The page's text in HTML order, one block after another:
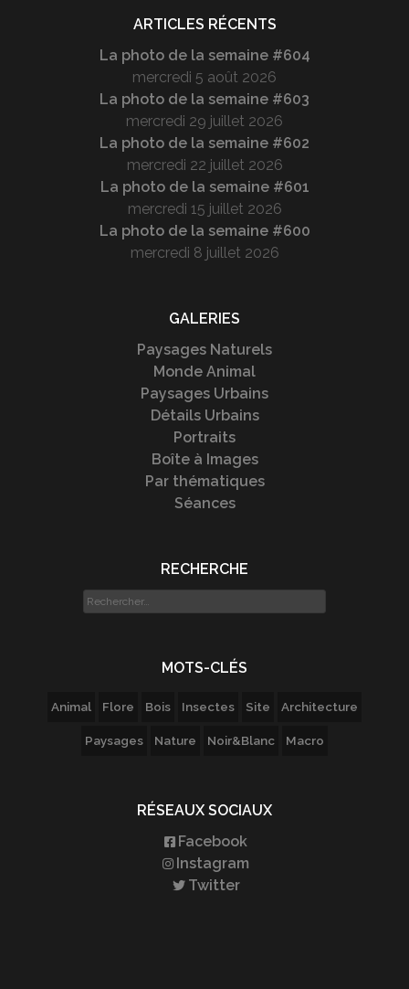
ARTICLES RÉCENTS
La photo de la semaine #604
mercredi 5 août 2026
La photo de la semaine #603
mercredi 29 juillet 2026
La photo de la semaine #602
mercredi 22 juillet 2026
La photo de la semaine #601
mercredi 15 juillet 2026
La photo de la semaine #600
mercredi 8 juillet 2026
GALERIES
Paysages Naturels
Monde Animal
Paysages Urbains
Détails Urbains
Portraits
Boîte à Images
Par thématiques
Séances
RECHERCHE
Rechercher :
MOTS-CLÉS
Animal Flore Bois Insectes Site Architecture
Paysages Nature Noir&Blanc Macro
RÉSEAUX SOCIAUX
Facebook
Instagram
Twitter